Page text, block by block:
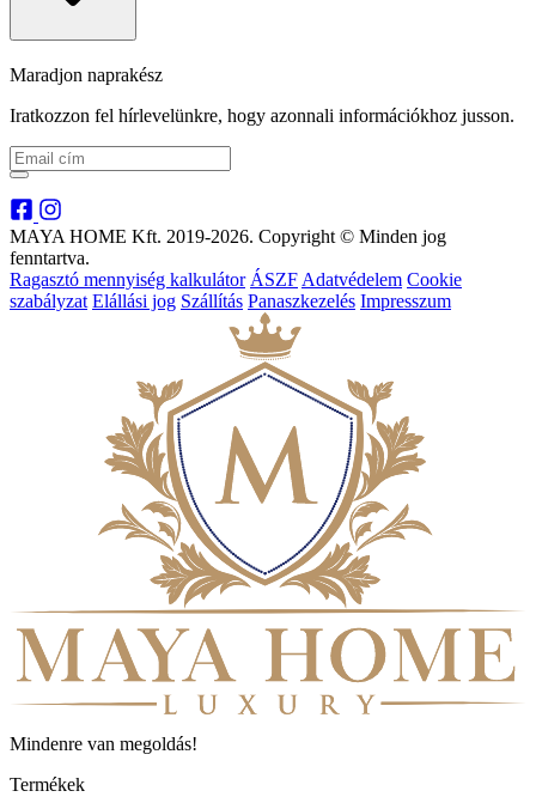
Maradjon naprakész
Iratkozzon fel hírlevelünkre, hogy azonnali információkhoz jusson.
MAYA HOME Kft. 2019-2026. Copyright © Minden jog
fenntartva.
Ragasztó mennyiség kalkulátor ÁSZF Adatvédelem Cookie
szabályzat Elállási jog Szállítás Panaszkezelés Impresszum
Mindenre van megoldás!
Termékek